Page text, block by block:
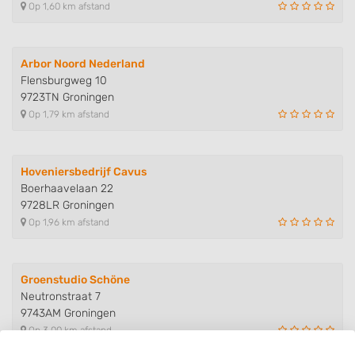
Op 1,60 km afstand
Arbor Noord Nederland
Flensburgweg 10
9723TN Groningen
Op 1,79 km afstand
Hoveniersbedrijf Cavus
Boerhaavelaan 22
9728LR Groningen
Op 1,96 km afstand
Groenstudio Schöne
Neutronstraat 7
9743AM Groningen
Op 3,00 km afstand